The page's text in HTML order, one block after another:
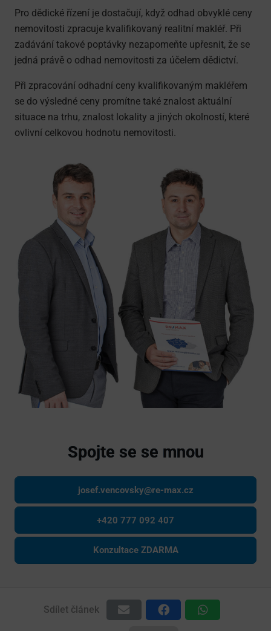
Pro dědické řízení je dostačují, když odhad obvyklé ceny
nemovitosti zpracuje kvalifikovaný realitní makléř. Při
zadávání takové poptávky nezapomeňte upřesnit, že se
jedná právě o odhad nemovitosti za účelem dědictví.
Při zpracování odhadní ceny kvalifikovaným makléřem
se do výsledné ceny promítne také znalost aktuální
situace na trhu, znalost lokality a jiných okolností, které
ovlivní celkovou hodnotu nemovitosti.
Spojte se se mnou
josef.vencovsky@re-max.cz
+420 777 092 407
Konzultace ZDARMA
Sdílet článek